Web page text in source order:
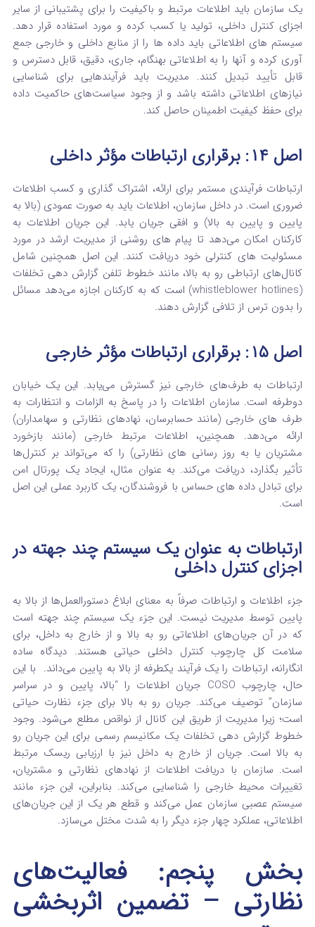
یک سازمان باید اطلاعات مرتبط و باکیفیت را برای پشتیبانی از سایر
اجزای کنترل داخلی، تولید یا کسب کرده و مورد استفاده قرار دهد.
سیستم‌ های اطلاعاتی باید داده‌ ها را از منابع داخلی و خارجی جمع‌
آوری کرده و آنها را به اطلاعاتی بهنگام، جاری، دقیق، قابل دسترس و
قابل تأیید تبدیل کنند. مدیریت باید فرآیندهایی برای شناسایی
نیازهای اطلاعاتی داشته باشد و از وجود سیاست‌های حاکمیت داده
برای حفظ کیفیت اطمینان حاصل کند.
اصل ۱۴: برقراری ارتباطات مؤثر داخلی
ارتباطات فرآیندی مستمر برای ارائه، اشتراک‌ گذاری و کسب اطلاعات
ضروری است. در داخل سازمان، اطلاعات باید به صورت عمودی (بالا به
پایین و پایین به بالا) و افقی جریان یابد. این جریان اطلاعات به
کارکنان امکان می‌دهد تا پیام‌ های روشنی از مدیریت ارشد در مورد
مسئولیت‌ های کنترلی خود دریافت کنند. این اصل همچنین شامل
کانال‌های ارتباطی رو به بالا، مانند خطوط تلفن گزارش‌ دهی تخلفات
(whistleblower hotlines) است که به کارکنان اجازه می‌دهد مسائل
را بدون ترس از تلافی گزارش دهند.
اصل ۱۵: برقراری ارتباطات مؤثر خارجی
ارتباطات به طرف‌های خارجی نیز گسترش می‌یابد. این یک خیابان
دوطرفه است. سازمان اطلاعات را در پاسخ به الزامات و انتظارات به
طرف‌ های خارجی (مانند حسابرسان، نهادهای نظارتی و سهامداران)
ارائه می‌دهد. همچنین، اطلاعات مرتبط خارجی (مانند بازخورد
مشتریان یا به‌ روز رسانی‌ های نظارتی) را که می‌تواند بر کنترل‌ها
تأثیر بگذارد، دریافت می‌کند. به عنوان مثال، ایجاد یک پورتال امن
برای تبادل داده‌ های حساس با فروشندگان، یک کاربرد عملی این اصل
است.
ارتباطات به عنوان یک سیستم چند جهته در
اجزای کنترل داخلی
جزء اطلاعات و ارتباطات صرفاً به معنای ابلاغ دستورالعمل‌ها از بالا به
پایین توسط مدیریت نیست. این جزء یک سیستم چند جهته است
که در آن جریان‌های اطلاعاتی رو به بالا و از خارج به داخل، برای
سلامت کل چارچوب کنترل داخلی حیاتی هستند. دیدگاه ساده‌
انگارانه، ارتباطات را یک فرآیند یکطرفه از بالا به پایین می‌داند. با این
حال، چارچوب COSO جریان اطلاعات را “بالا، پایین و در سراسر
سازمان” توصیف می‌کند. جریان رو به بالا برای جزء نظارت حیاتی
است؛ زیرا مدیریت از طریق این کانال از نواقص مطلع می‌شود. وجود
خطوط گزارش‌ دهی تخلفات یک مکانیسم رسمی برای این جریان رو
به بالا است.جریان از خارج به داخل نیز با ارزیابی ریسک مرتبط
است. سازمان با دریافت اطلاعات از نهادهای نظارتی و مشتریان،
تغییرات محیط خارجی را شناسایی می‌کند. بنابراین، این جزء مانند
سیستم عصبی سازمان عمل می‌کند و قطع هر یک از این جریان‌های
اطلاعاتی، عملکرد چهار جزء دیگر را به شدت مختل می‌سازد.
بخش پنجم: فعالیت‌های
نظارتی – تضمین اثربخشی